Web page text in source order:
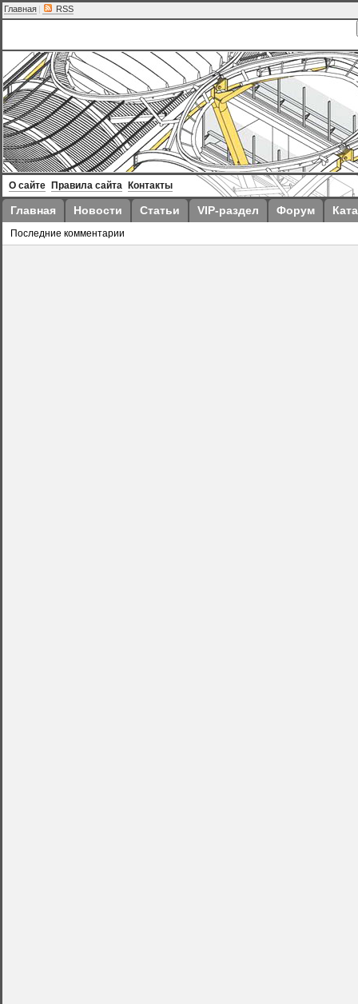
Главная | RSS
О сайте Правила сайта Контакты
Главная Новости Статьи VIP-раздел Форум
Последние комментарии